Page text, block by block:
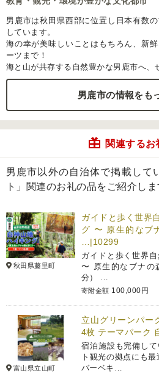
男鹿市は秋田県西部に位置し日本有数
しています。
海の幸が美味しいことはもちろん、新
ーツまで！
海と山が共存する自然豊かな男鹿市へ、
男鹿市の情報をも
関連するお
男鹿市以外の自治体で掲載して
ト」関連のお礼の品をご紹介しま
秋田県藤里町
ガイドと歩く世界
グ 〜 原生的なブ
…|10299
ガイドと歩く世界
〜 原生的なブナの
分） …
寄附金額 100,000円
富山県立山町
立山グリーンパー
4枚 テーマパーク
宿泊施設も完備し
ト観光の拠点にも
バーベキ…